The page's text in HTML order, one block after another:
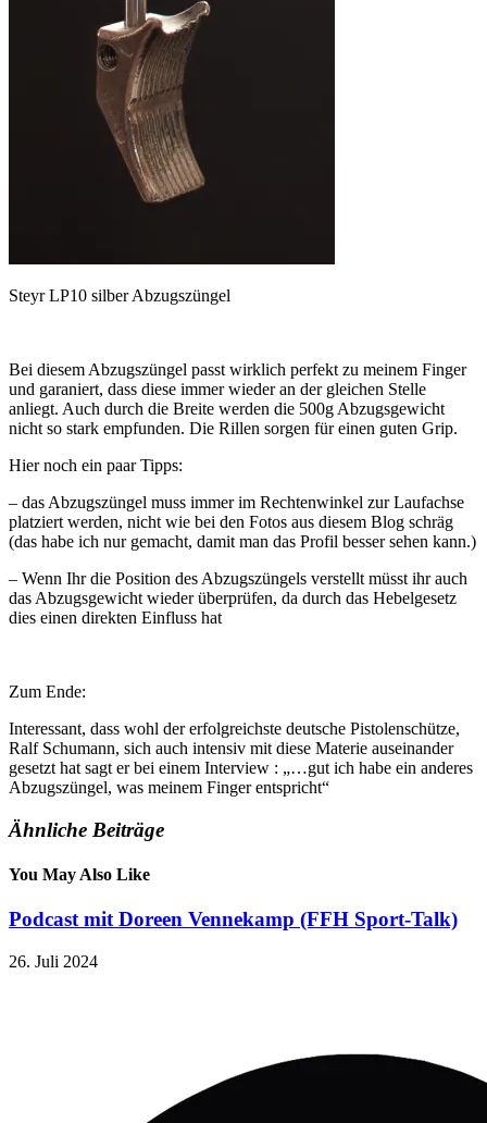
Steyr LP10 silber Abzugszüngel
Bei diesem Abzugszüngel passt wirklich perfekt zu meinem Finger
und garaniert, dass diese immer wieder an der gleichen Stelle
anliegt. Auch durch die Breite werden die 500g Abzugsgewicht
nicht so stark empfunden. Die Rillen sorgen für einen guten Grip.
Hier noch ein paar Tipps:
– das Abzugszüngel muss immer im Rechtenwinkel zur Laufachse
platziert werden, nicht wie bei den Fotos aus diesem Blog schräg
(das habe ich nur gemacht, damit man das Profil besser sehen kann.)
– Wenn Ihr die Position des Abzugszüngels verstellt müsst ihr auch
das Abzugsgewicht wieder überprüfen, da durch das Hebelgesetz
dies einen direkten Einfluss hat
Zum Ende:
Interessant, dass wohl der erfolgreichste deutsche Pistolenschütze,
Ralf Schumann, sich auch intensiv mit diese Materie auseinander
gesetzt hat sagt er bei einem Interview : „…gut ich habe ein anderes
Abzugszüngel, was meinem Finger entspricht“
Ähnliche Beiträge
You May Also Like
Podcast mit Doreen Vennekamp (FFH Sport-Talk)
26. Juli 2024